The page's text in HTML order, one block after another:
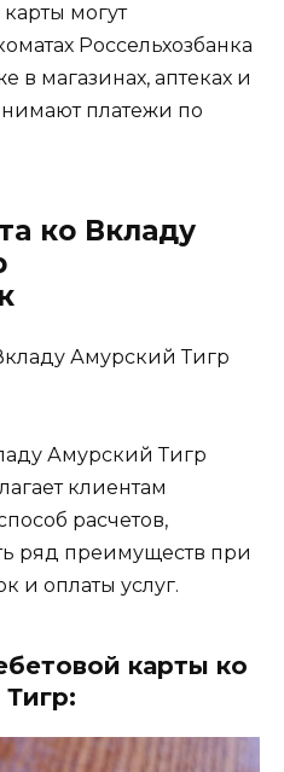
могут
Россельхозбанка
в магазинах, аптеках и
платежи по
ко Вкладу
Амурский Тигр
клиентам
расчетов,
ряд преимуществ при
и оплаты услуг.
карты ко